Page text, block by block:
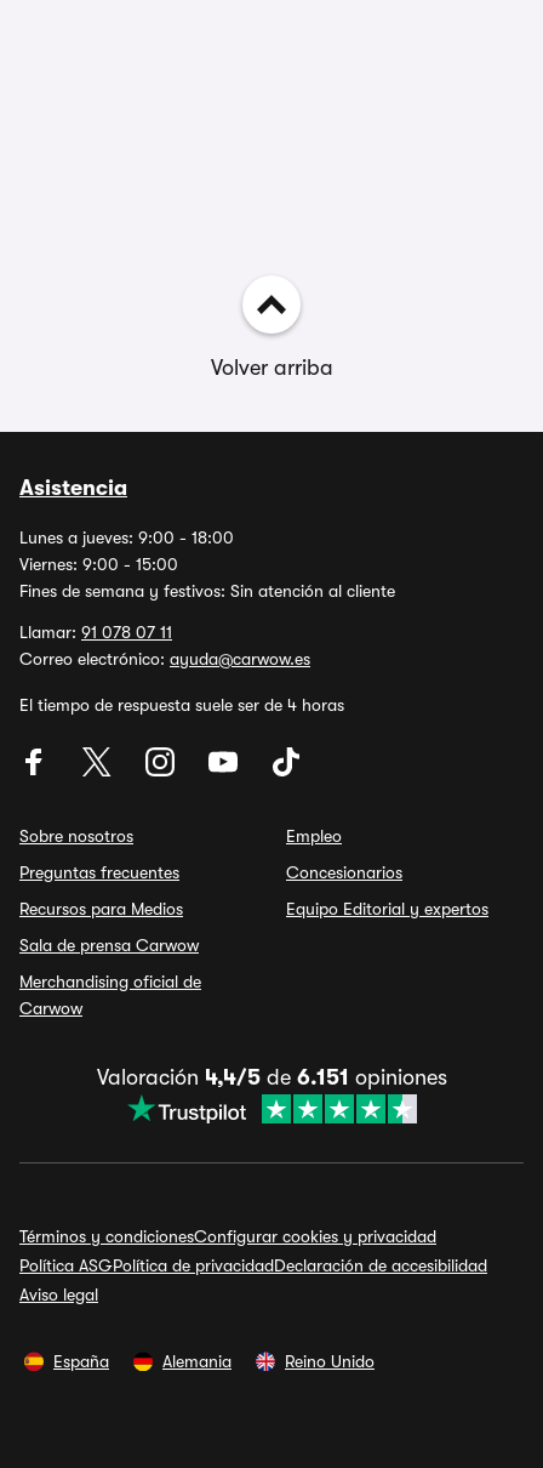
Volver arriba
Asistencia
Lunes a jueves: 9:00 - 18:00
Viernes: 9:00 - 15:00
Fines de semana y festivos: Sin atención al cliente
Llamar: 91 078 07 11
Correo electrónico: ayuda@carwow.es
El tiempo de respuesta suele ser de 4 horas
Sobre nosotros
Preguntas frecuentes
Recursos para Medios
Sala de prensa Carwow
Merchandising oficial de
Carwow
Empleo
Concesionarios
Equipo Editorial y expertos
Valoración 4,4/5de 6.151 opiniones
Términos y condicionesConfigurar cookies y privacidad
Política ASGPolítica de privacidadDeclaración de accesibilidad
Aviso legal
España Alemania Reino Unido